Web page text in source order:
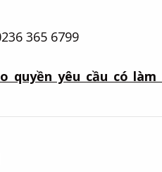
365 6799
quyền yêu cầu có